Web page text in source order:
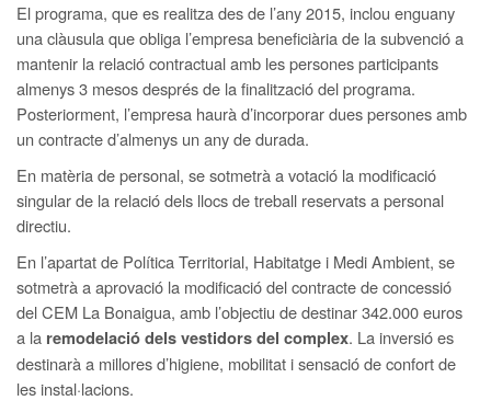
El programa, que es realitza des de l’any 2015, inclou enguany
una clàusula que obliga l’empresa beneficiària de la subvenció a
mantenir la relació contractual amb les persones participants
almenys 3 mesos després de la finalització del programa.
Posteriorment, l’empresa haurà d’incorporar dues persones amb
un contracte d’almenys un any de durada.
En matèria de personal, se sotmetrà a votació la modificació
singular de la relació dels llocs de treball reservats a personal
directiu.
En l’apartat de Política Territorial, Habitatge i Medi Ambient, se
sotmetrà a aprovació la modificació del contracte de concessió
del CEM La Bonaigua, amb l’objectiu de destinar 342.000 euros
a la remodelació dels vestidors del complex. La inversió es
destinarà a millores d’higiene, mobilitat i sensació de confort de
les instal·lacions.